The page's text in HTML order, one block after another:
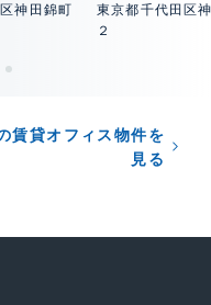
神田錦町
東京都千代田区
２
賃貸オフィス物件を
見る